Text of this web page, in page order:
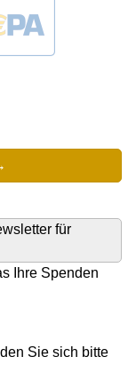
für
Ihre Spenden
Sie sich bitte